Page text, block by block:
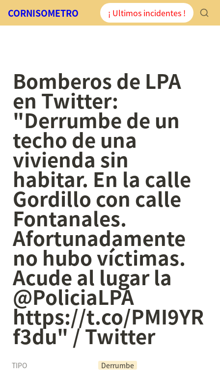
CORNISOMETRO ¡ Ultimos incidentes !
Bomberos de LPA
en Twitter:
"Derrumbe de un
techo de una
vivienda sin
habitar. En la calle
Gordillo con calle
Fontanales.
Afortunadamente
no hubo víctimas.
Acude al lugar la
@PoliciaLPA
https://t.co/PMI9YR
f3du" / Twitter
TIPO
Derrumbe